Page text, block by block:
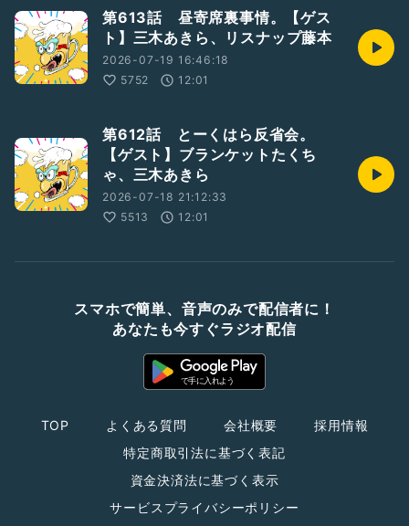
第613話 昼寄席裏事情。【ゲス
ト】三木あきら、リスナップ藤本
2026-07-19 16:46:18
5752
12:01
第612話 とーくはら反省会。
【ゲスト】ブランケットたくち
ゃ、三木あきら
2026-07-18 21:12:33
5513
12:01
スマホで簡単、音声のみで配信者に！
あなたも今すぐラジオ配信
TOP よくある質問 会社概要
採用情報
特定商取引法に基づく表記
資金決済法に基づく表示
サービスプライバシーポリシー